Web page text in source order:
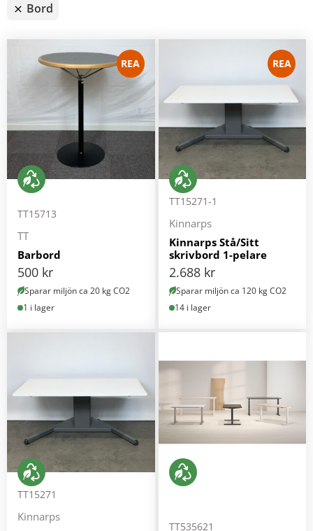
Bord
REA
TT15713
TT
Barbord
500 kr
Sparar miljön ca 20 kg CO2
1 i lager
REA
TT15271-1
Kinnarps
Kinnarps Stå/Sitt
skrivbord 1-pelare
2.688 kr
Sparar miljön ca 120 kg CO2
14 i lager
TT15271
Kinnarps
TT535621